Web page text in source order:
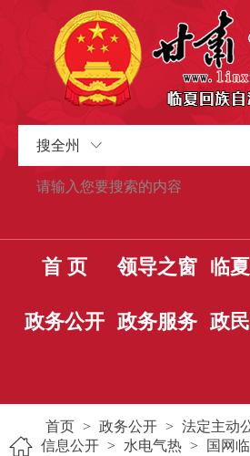
搜全州
首 页 领导之窗 临
政务公开 政务服务 政
首页 > 政务公开 > 法定主动
信息公开 > 水电气热 > 国网